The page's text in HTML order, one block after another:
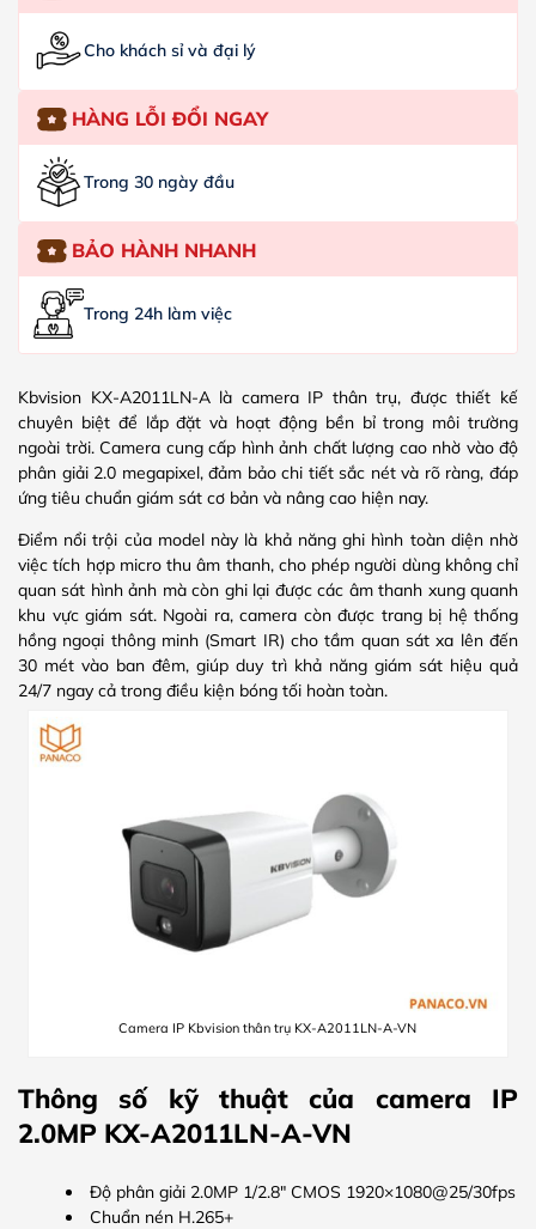
Cho khách sỉ và đại lý
HÀNG LỖI ĐỔI NGAY
Trong 30 ngày đầu
BẢO HÀNH NHANH
Trong 24h làm việc
Kbvision KX-A2011LN-A là camera IP thân trụ, được thiết kế
chuyên biệt để lắp đặt và hoạt động bền bỉ trong môi trường
ngoài trời. Camera cung cấp hình ảnh chất lượng cao nhờ vào độ
phân giải 2.0 megapixel, đảm bảo chi tiết sắc nét và rõ ràng, đáp
ứng tiêu chuẩn giám sát cơ bản và nâng cao hiện nay.
Điểm nổi trội của model này là khả năng ghi hình toàn diện nhờ
việc tích hợp micro thu âm thanh, cho phép người dùng không chỉ
quan sát hình ảnh mà còn ghi lại được các âm thanh xung quanh
khu vực giám sát. Ngoài ra, camera còn được trang bị hệ thống
hồng ngoại thông minh (Smart IR) cho tầm quan sát xa lên đến
30 mét vào ban đêm, giúp duy trì khả năng giám sát hiệu quả
24/7 ngay cả trong điều kiện bóng tối hoàn toàn.
Camera IP Kbvision thân trụ KX-A2011LN-A-VN
Thông số kỹ thuật của camera IP
2.0MP KX-A2011LN-A-VN
Độ phân giải 2.0MP 1/2.8″ CMOS 1920×1080@25/30fps
Chuẩn nén H.265+